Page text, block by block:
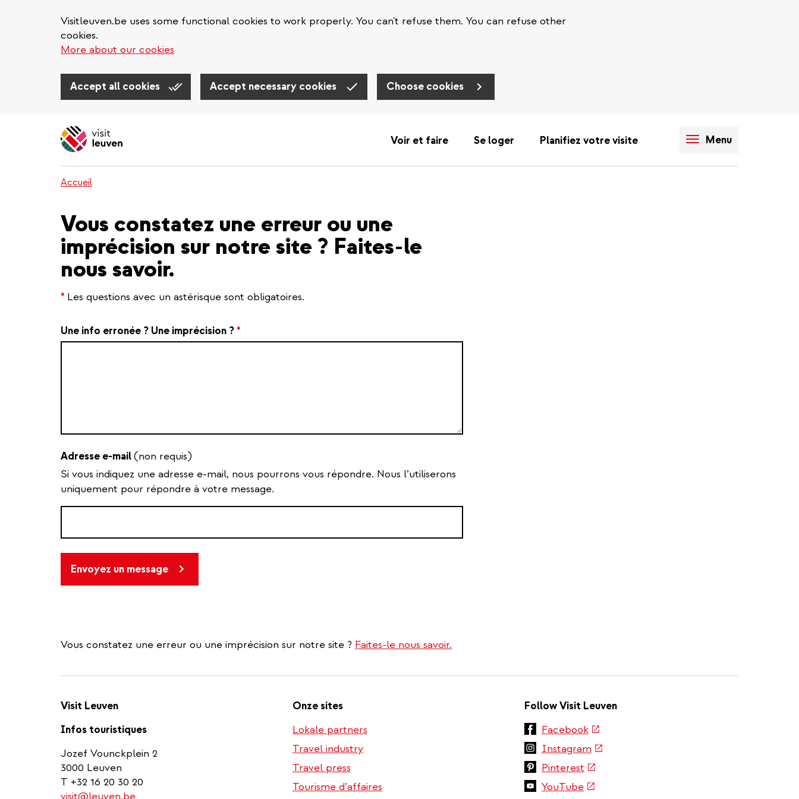
Visitleuven.be uses some functional cookies to work properly. You can't refuse them. You can refuse other
cookies.
More about our cookies
Accept all cookies Accept necessary cookies Choose cookies
Voir et faire Se loger Planifiez votre visite Menu
Accueil
Vous constatez une erreur ou une
imprécision sur notre site ? Faites-le
nous savoir.
* Les questions avec un astérisque sont obligatoires.
Une info erronée ? Une imprécision ? *
Adresse e-mail(non requis)
Si vous indiquez une adresse e-mail, nous pourrons vous répondre. Nous l’utiliserons
uniquement pour répondre à votre message.
Envoyez un message
Vous constatez une erreur ou une imprécision sur notre site ? Faites-le nous savoir.
Visit Leuven
Infos touristiques
Jozef Vounckplein 2
3000 Leuven
T +32 16 20 30 20
Onze sites
Lokale partners
Travel industry
Travel press
Tourisme d’affaires
Follow Visit Leuven
Facebook(link
external)
Instagram (link
is
Pinterest (link
is
YouTube(link